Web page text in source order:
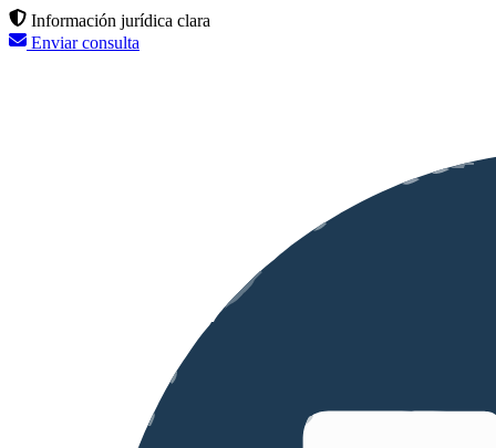
Información jurídica clara
Enviar consulta